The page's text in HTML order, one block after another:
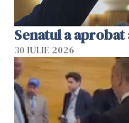
Senatul a aprobat
30 IULIE 2026